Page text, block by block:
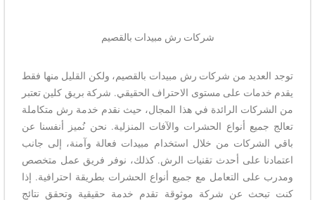
شركات رش مبيدات بالقصيم
توجد العديد من شركات رش مبيدات بالقصيم، ولكن القليل منها فقط
يقدم خدمات على مستوى الاحتراف الحقيقي. شركة بريق كلين تعتبر
من الشركات الرائدة في هذا المجال، حيث نقدم خدمة رش متكاملة
تعالج جميع أنواع الحشرات والآفات المنزلية. نحن نُميز أنفسنا عن
باقي الشركات من خلال استخدام مبيدات فعالة وآمنة، إلى جانب
اعتمادنا على أحدث تقنيات الرش. كذلك، نوفر فريق عمل متخصص
ومدرب على التعامل مع جميع أنواع الحشرات بطريقة احترافية. إذا
كنت تبحث عن شركة موثوقة تقدم خدمة حقيقية وتحقق نتائج